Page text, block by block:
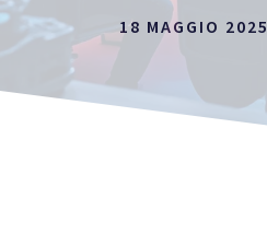
18 MAGGIO 2025